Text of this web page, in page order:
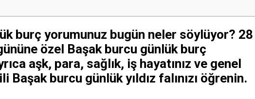
burç yorumunuz bugün neler söylüyor? 28
özel Başak burcu günlük burç
aşk, para, sağlık, iş hayatınız ve genel
Başak burcu günlük yıldız falınızı öğrenin.